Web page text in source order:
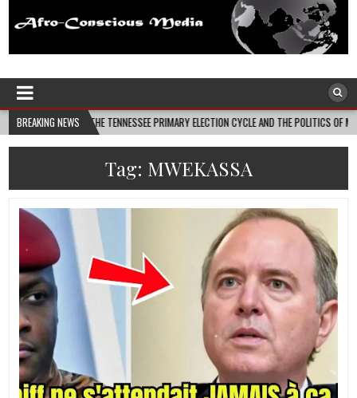
Afro-Conscious Media
BREAKING NEWS
TENNESSEE PRIMARY ELECTION CYCLE AND THE POLITICS OF MATURITY • TENNESSEE
Tag: MWEKASSA